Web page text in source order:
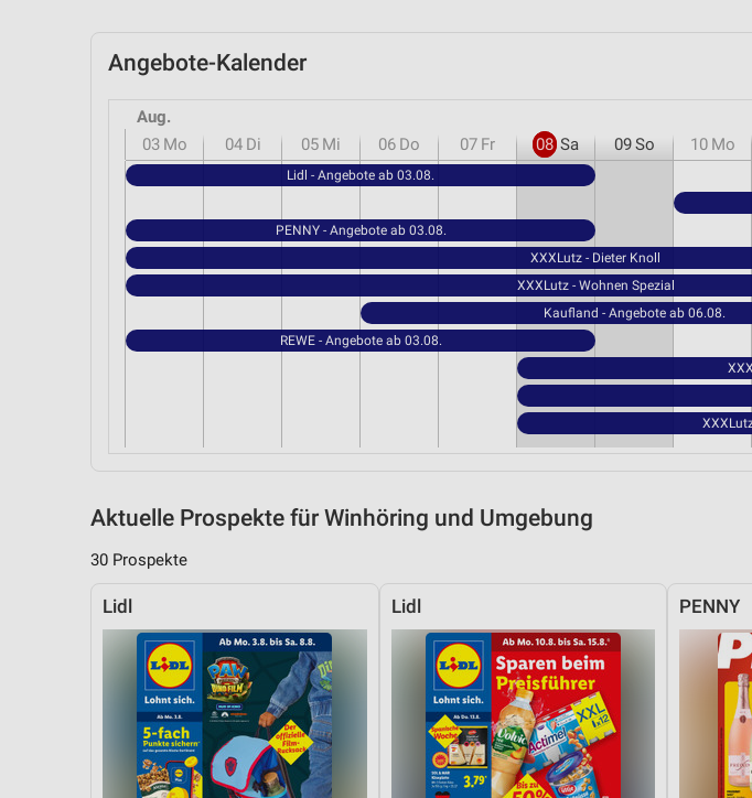
Angebote-Kalender
Aug.
03 Mo 04 Di 05 Mi 06 Do 07 Fr 08 Sa 09So 10 Mo
Lidl - Angebote ab 03.08.
PENNY - Angebote ab 03.08.
XXXLutz - Dieter Knoll
XXXLutz - Wohnen Spezial
Kaufland - Angebote ab 06.08.
REWE - Angebote ab 03.08.
Aktuelle Prospekte für Winhöring und Umgebung
30 Prospekte
Lidl Lidl PENNY